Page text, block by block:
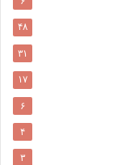
۴۸
۳۱
۱۷
۶
۴
۳